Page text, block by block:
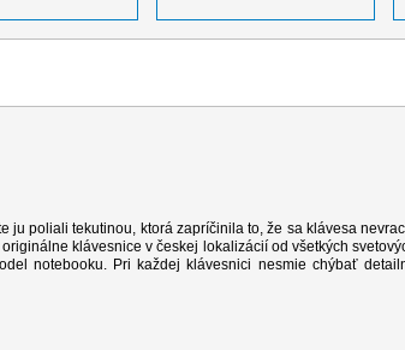
ju poliali tekutinou, ktorá zapríčinila to, že sa klávesa
klávesnice v českej lokalizácií od všetkých
notebooku. Pri každej klávesnici nesmie chýbať